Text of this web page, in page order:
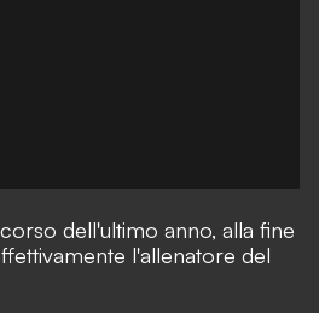
dell'ultimo anno, alla fine
l'allenatore del